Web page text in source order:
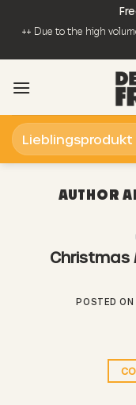
++ Due to the high
Search
for:
AUTHOR
Christmas
POSTED ON